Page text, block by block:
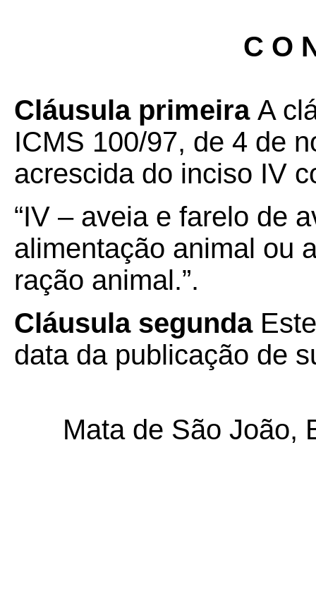
C O
Cláusula primeira A
ICMS 100/97, de 4 de
acrescida do inciso IV
“IV – aveia e farelo de
alimentação animal ou
ração animal.”.
Cláusula segunda
data da publicação de
Mata de São João,